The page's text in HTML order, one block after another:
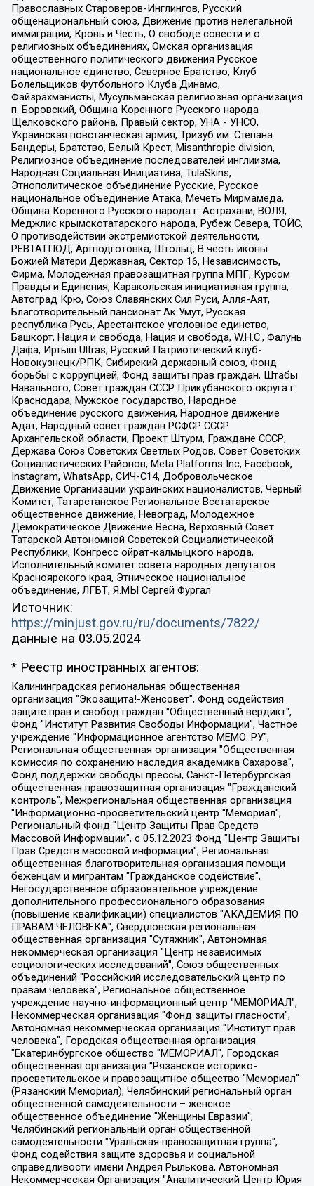
Православных Староверов-Инглингов, Русский
общенациональный союз, Движение против нелегальной
иммиграции, Кровь и Честь, О свободе совести и о
религиозных объединениях, Омская организация
общественного политического движения Русское
национальное единство, Северное Братство, Клуб
Болельщиков Футбольного Клуба Динамо,
Файзрахманисты, Мусульманская религиозная организация
п. Боровский, Община Коренного Русского народа
Щелковского района, Правый сектор, УНА - УНСО,
Украинская повстанческая армия, Тризуб им. Степана
Бандеры, Братство, Белый Крест, Misanthropic division,
Религиозное объединение последователей инглиизма,
Народная Социальная Инициатива, TulaSkins,
Этнополитическое объединение Русские, Русское
национальное объединение Атака, Мечеть Мирмамеда,
Община Коренного Русского народа г. Астрахани, ВОЛЯ,
Меджлис крымскотатарского народа, Рубеж Севера, ТОЙС,
О противодействии экстремистской деятельности,
РЕВТАТПОД, Артподготовка, Штольц, В честь иконы
Божией Матери Державная, Сектор 16, Независимость,
Фирма, Молодежная правозащитная группа МПГ, Курсом
Правды и Единения, Каракольская инициативная группа,
Автоград Крю, Союз Славянских Сил Руси, Алля-Аят,
Благотворительный пансионат Ак Умут, Русская
республика Русь, Арестантское уголовное единство,
Башкорт, Нация и свобода, Нация и свобода, W.H.С., Фалунь
Дафа, Иртыш Ultras, Русский Патриотический клуб-
Новокузнецк/РПК, Сибирский державный союз, Фонд
борьбы с коррупцией, Фонд защиты прав граждан, Штабы
Навального, Совет граждан СССР Прикубанского округа г.
Краснодара, Мужское государство, Народное
объединение русского движения, Народное движение
Адат, Народный совет граждан РСФСР СССР
Архангельской области, Проект Штурм, Граждане СССР,
Держава Союз Советских Светлых Родов, Совет Советских
Социалистических Районов, Meta Platforms Inc, Facebook,
Instagram, WhatsApp, СИЧ-С14, Добровольческое
Движение Организации украинских националистов, Черный
Комитет, Татарстанское Региональное Всетатарское
общественное движение, Невоград, Молодежное
Демократическое Движение Весна, Верховный Совет
Татарской Автономной Советской Социалистической
Республики, Конгресс ойрат-калмыцкого народа,
Исполнительный комитет совета народных депутатов
Красноярского края, Этническое национальное
объединение, ЛГБТ, Я.МЫ Сергей Фургал
Источник:
https://minjust.gov.ru/ru/documents/7822/
данные на 03.05.2024
* Реестр иностранных агентов:
Калининградская региональная общественная организация "Экозащита!-Женсовет", Фонд содействия защите прав и свобод граждан "Общественный вердикт", Фонд "Институт Развития Свободы Информации", Частное учреждение "Информационное агентство МЕМО. РУ", Региональная общественная организация "Общественная комиссия по сохранению наследия академика Сахарова", Фонд поддержки свободы прессы, Санкт-Петербургская общественная правозащитная организация "Гражданский контроль", Межрегиональная общественная организация "Информационно-просветительский центр "Мемориал", Региональный Фонд "Центр Защиты Прав Средств Массовой Информации", с 05.12.2023 Фонд "Центр Защиты Прав Средств массовой информации", Региональная общественная благотворительная организация помощи беженцам и мигрантам "Гражданское содействие", Негосударственное образовательное учреждение дополнительного профессионального образования (повышение квалификации) специалистов "АКАДЕМИЯ ПО ПРАВАМ ЧЕЛОВЕКА", Свердловская региональная общественная организация "Сутяжник", Автономная некоммерческая организация "Центр независимых социологических исследований", Союз общественных объединений "Российский исследовательский центр по правам человека", Региональное общественное учреждение научно-информационный центр "МЕМОРИАЛ", Некоммерческая организация "Фонд защиты гласности", Автономная некоммерческая организация "Институт прав человека", Городская общественная организация "Екатеринбургское общество "МЕМОРИАЛ", Городская общественная организация "Рязанское историко-просветительское и правозащитное общество "Мемориал" (Рязанский Мемориал), Челябинский региональный орган общественной самодеятельности – женское общественное объединение "Женщины Евразии", Челябинский региональный орган общественной самодеятельности "Уральская правозащитная группа", Фонд содействия защите здоровья и социальной справедливости имени Андрея Рылькова, Автономная Некоммерческая Организация "Аналитический Центр Юрия Левады", Автономная некоммерческая организация социальной поддержки населения "Проект Апрель", Региональная общественная организация помощи женщинам и детям, находящимся в кризисной ситуации "Информационно-методический центр "Анна", Фонд содействия развитию массовых коммуникаций и правовому просвещению "Так-так-Так", Фонд содействия устойчивому развитию "Серебряная тайга", Свердловский региональный общественный фонд социальных проектов "Новое время", "Idel.Реалии", Кавказ.Реалии, Крым.Реалии, Телеканал Настоящее Время, Татаро-башкирская служба Радио Свобода (Azatliq Radiosi), Радио Свободная Европа/Радио Свобода (PCE/PC), "Сибирь.Реалии", "Фактограф", Благотворительный фонд помощи осужденным и их семьям, Автономная некоммерческая организация "Институт глобализации и социальных движений", Фонд "В защиту прав заключенных", Частное учреждение "Центр поддержки и содействия развитию средств массовой информации", Пензенский региональный общественный благотворительный фонд "Гражданский союз", "Север.Реалии", Некоммерческая организация Фонд "Правовая инициатива", Общество с ограниченной ответственностью "Радио Свободная Европа/Радио Свобода", Чешское информационное агентство "MEDIUM-ORIENT", Красноярская региональная общественная организация "Мы против СПИДа", Камалягин Денис Николаевич, Маркелов Сергей Евгеньевич, Пономарев Лев Александрович, Савицкая Людмила Алексеевна, Автономная некоммерческая организация "Центр по работе с проблемой насилия "НАСИЛИЮ.НЕТ", Межрегиональный профессиональный союз работников здравоохранения "Альянс врачей", Юридическое лицо, зарегистрированное в Латвийской Республике, SIA "Medusa Project" (регистрационный номер 40103797863, дата регистрации 10.06.2014), Некоммерческая организация "Фонд по борьбе с коррупцией", Автономная некоммерческая организация "Институт права и публичной политики", Баданин Роман Сергеевич, Гликин Максим Александрович, Железнова Мария Михайловна, Лукьянова Юлия Сергеевна, Маетная Елизавета Витальевна, Маняхин Петр Борисович, Чуракова Ольга Владимировна, Ярош Юлия Петровна, Юридическое лицо "The Insider SIA", зарегистрированное в Риге, Латвийская Республика (дата регистрации 26.06.2015), являющееся администратором доменного имени интернет-издания "The Insider SIA", https://theins.ru, Постернак Алексей Евгеньевич, Рубин Михаил Аркадьевич, Анин Роман Александрович, Юридическое лицо Istories fonds, зарегистрированное в Латвийской Республике (регистрационный номер 50008295751, дата регистрации 24.02.2020), Великовский Дмитрий Александрович, Долинина Ирина Николаевна, Мароховская Алеся Алексеевна, Шлейнов Роман Юрьевич, Шмагун Олеся Валентиновна, Общество с ограниченной ответственностью "Альтаир 2021", Общество с ограниченной ответственностью "Вега 2021", Общество с ограниченной ответственностью "Главный редактор 2021", Общество с ограниченной ответственностью "Ромашки монолит", Важенков Артем Валерьевич, Ивановская областная общественная организация "Центр гендерных исследований", Гурман Юрий Альбертович, Медиапроект "ОВД-Инфо", Егоров Владимир Владимирович, Жилинский Владимир Александрович, Общество с ограниченной ответственностью "ЗП", Иванова София Юрьевна, Карезина Инна Павловна, Кильтау Екатерина Викторовна, Петров Алексей Викторович, Пискунов Сергей Евгеньевич, Смирнов Сергей Сергеевич, Тихонов Михаил Сергеевич, Общество с ограниченной ответственностью "ЖУРНАЛИСТ-ИНОСТРАННЫЙ АГЕНТ", Арапова Галина Юрьевна, Вольтская Татьяна Анатольевна, Американская компания "Mason G.E.S. Anonymous Foundation" (США), являющаяся владельцем интернет-издания https://mnews.world/, Компания "Stichting Bellingcat", зарегистрированная в Нидерландах (дата регистрации 11.07.2018), Захаров Андрей Вячеславович, Клепиковская Екатерина Дмитриевна, Общество с ограниченной ответственностью "МЕМО", Перл Роман Александрович, Симонов Евгений Алексеевич, Соловьева Елена Анатольевна, Сотников Даниил Владимирович, Сурначева Елизавета Дмитриевна, Автономная некоммерческая организация по защите прав человека и информированию населения "Якутия – Наше Мнение", Общество с ограниченной ответственностью "Москоу диджитал медиа", с 26.01.2023 Общество с ограниченной ответственностью "Чайка Белые сады", Ветошкина Валерия Валерьевна, Заговора Максим Александрович, Межрегиональное общественное движение "Российская ЛГБТ - сеть", Оленичев Максим Владимирович, Павлов Иван Юрьевич, Скворцова Елена Сергеевна, Общество с ограниченной ответственностью "Как бы инагент", Кочетков Игорь Викторович, Общество с ограниченной ответственностью "Честные выборы", Еланчик Олег Александрович, Общество с ограниченной ответственностью "Нобелевский призыв", Гималова Регина Эмилевна, Григорьев Андрей Валерьевич, Григорьева Алина Александровна, Ассоциация по содействию защите прав призывников, альтернативнослужащих и военнослужащих "Правозащитная группа "Гражданин.Армия.Право", Хисамова Регина Фаритовна, Автономная некоммерческая организация по реализации социально-правовых программ "Лилит", Дальневосточное общественное движение "Маяк", Санкт-Петербургская ЛГБТ-инициативная группа "Выход", Инициативная группа ЛГБТ+ "Реверс", Алексеев Андрей Викторович, Бекбулатова Таисия Львовна, Беляев Иван Михайлович, Владыкина Елена Сергеевна, Гельман Марат Александрович, Никульшина Вероника Юрьевна, Толоконникова Надежда Андреевна, Шендерович Виктор Анатольевич, Общество с ограниченной ответственностью "Данное сообщение", Общество с ограниченной ответственностью Издательский дом "Новая глава", Айнбиндер Александра Александровна, Московский комьюнити-центр для ЛГБТ+инициатив, Благотворительный фонд развития филантропии, Deutsche Welle (Германия, Kurt-Schumacher-Strasse 3, 53113 Bonn), Борзунова Мария Михайловна, Воробьев Виктор Викторович, Голубева Анна Львовна, Константинова Алла Михайловна, Малкова Ирина Владимировна, Мурадов Мурад Абдулгалимович, Осетинская Елизавета Николаевна, Понасенков Евгений Николаевич, Ганапольский Матвей Юрьевич, Киселев Евгений Алексеевич, Борухович Ирина Григорьевна, Дремин Иван Тимофеевич, Дубровский Дмитрий Викторович, Красноярская региональная общественная организация поддержки и развития альтернативных образовательных технологий и межкультурных коммуникаций "ИНТЕРРА", Маяковская Екатерина Алексеевна, Фейгин Марк Захарович, Филимонов Андрей Викторович, Дзугкоева Регина Николаевна, Доброхотов Роман Александрович, Дудь Юрий Александрович, Елкин Сергей Владимирович, Кругликов Кирилл Игоревич, Сабунаева Мария Леонидовна, Семенов Алексей Владимирович, Шаинян Карен Багратович, Шульман Екатерина Михайловна, Асафьев Артур Валерьевич, Вахштайн Виктор Семенович, Венедиктов Алексей Алексеевич, Лушникова Екатерина Евгеньевна, Волков Леонид Михайлович, Невзоров Александр Глебович, Пархоменко Сергей Борисович, Сироткин Ярослав Николаевич, Кара-Мурза Владимир Владимирович, Баранова Наталья Владимировна, Гозман Леонид Яковлевич, Кагарлицкий Борис Юльевич, Климарев Михаил Валерьевич, Милов Владимир Станиславович, Автономная некоммерческая организация Краснодарский центр современного искусства "Типография", Моргенштерн Алишер Тагирович, Соболь Любовь Эдуардовна, Общество с ограниченной ответственностью "ЛИЗА НОРМ", Каспаров Гарри Кимович, Ходорковский Михаил Борисович, Общество с ограниченной ответственностью "Апрельские тезисы", Данилович Ирина Брониславовна, Кашин Олег Владимирович, Петров Николай Владимирович, Пивоваров Алексей Владимирович, Соколов Михаил Владимирович, Цветкова Юлия Владимировна, Чичваркин Евгений Александрович, Комитет против пыток/Команда против пыток, Общество с ограниченной ответственностью "Первый научный", Общество с ограниченной ответственностью "Вертолет и ко", Белоцерковская Вероника Борисовна, Кац Максим Евгеньевич, Лазарева Татьяна Юрьевна, Шаведдинов Руслан Табризович, Яшин Илья Валерьевич, Общество с ограниченной ответственностью "Иноагент ААВ", Алешковский Дмитрий Петрович, Альбац Евгения Марковна, Быков Дмитрий Львович, Галямина Юлия Евгеньевна, Лойко Сергей Леонидович, Мартынов Кирилл Константинович, Медведев Сергей Александрович, Крашенинников Федор Геннадиевич, Гордеева Катерина Вл